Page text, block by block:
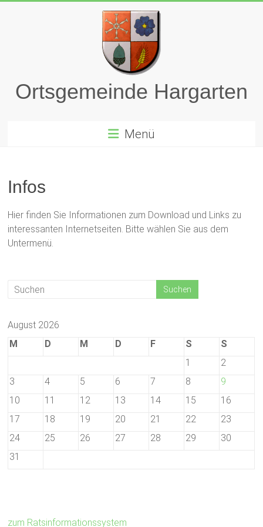
Ortsgemeinde Hargarten
Menü
Infos
Hier finden Sie Informationen zum Download und Links zu
interessanten Internetseiten. Bitte wählen Sie aus dem
Untermenü.
August 2026
M
D M D F S
S
1
2
3
4 5 6 7 8
9
10
11 12 13 14 15
16
17
18 19 20 21 22
23
24
25 26 27 28 29
30
31
zum Ratsinformationssystem